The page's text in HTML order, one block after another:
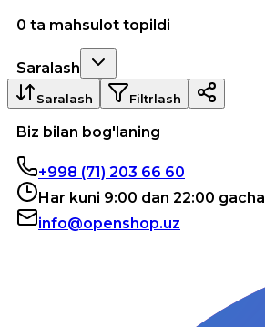
0 ta mahsulot topildi
Saralash
Saralash Filtrlash
Biz bilan bog'laning
+998 (71) 203 66 60
Har kuni 9:00 dan 22:00 gacha
info@openshop.uz